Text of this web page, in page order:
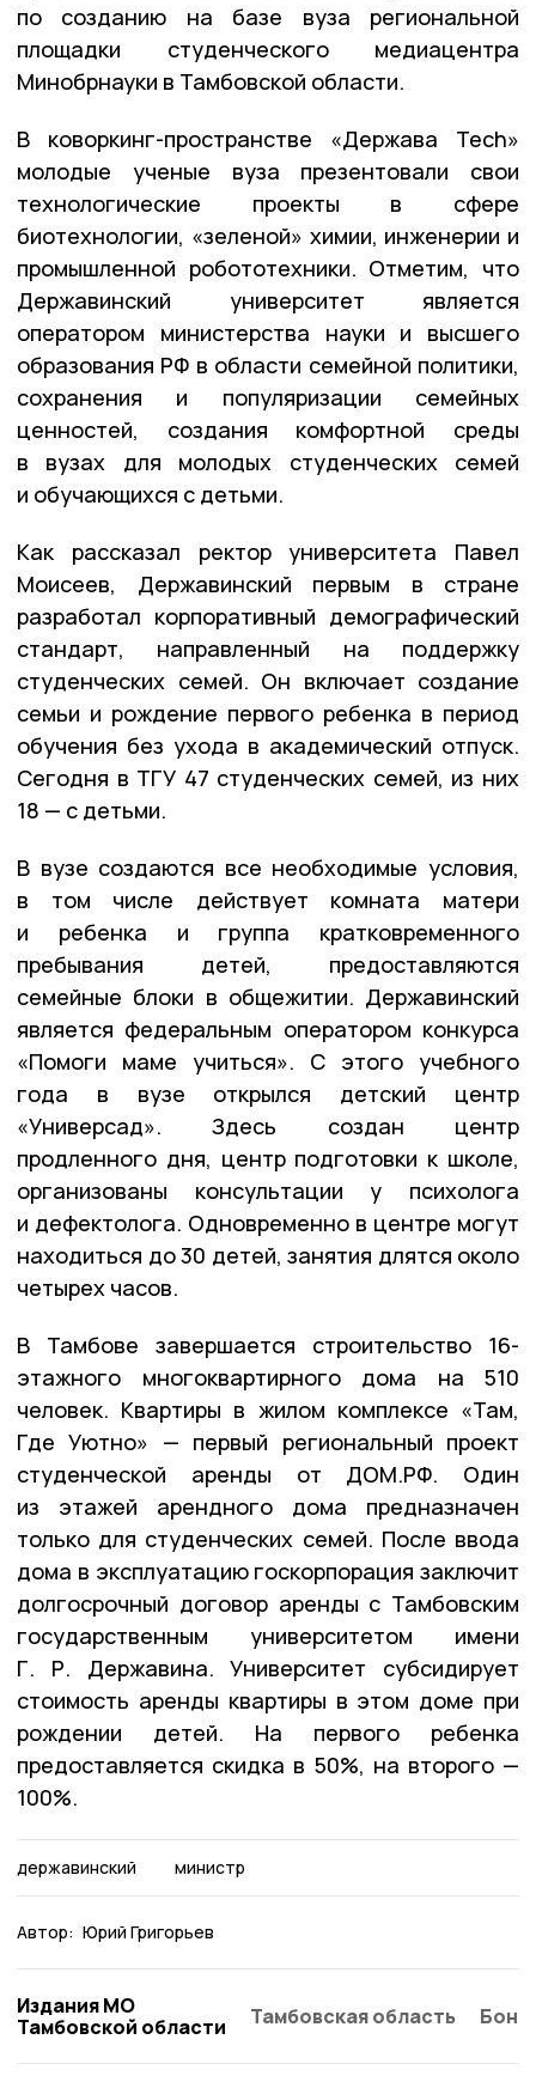
по созданию на базе вуза региональной
площадки студенческого медиацентра
Минобрнауки в Тамбовской области.
В коворкинг-пространстве «Держава Tech»
молодые ученые вуза презентовали свои
технологические проекты в сфере
биотехнологии, «зеленой» химии, инженерии и
промышленной робототехники. Отметим, что
Державинский университет является
оператором министерства науки и высшего
образования РФ в области семейной политики,
сохранения и популяризации семейных
ценностей, создания комфортной среды
в вузах для молодых студенческих семей
и обучающихся с детьми.
Как рассказал ректор университета Павел
Моисеев, Державинский первым в стране
разработал корпоративный демографический
стандарт, направленный на поддержку
студенческих семей. Он включает создание
семьи и рождение первого ребенка в период
обучения без ухода в академический отпуск.
Сегодня в ТГУ 47 студенческих семей, из них
18 — с детьми.
В вузе создаются все необходимые условия,
в том числе действует комната матери
и ребенка и группа кратковременного
пребывания детей, предоставляются
семейные блоки в общежитии. Державинский
является федеральным оператором конкурса
«Помоги маме учиться». С этого учебного
года в вузе открылся детский центр
«Универсад». Здесь создан центр
продленного дня, центр подготовки к школе,
организованы консультации у психолога
и дефектолога. Одновременно в центре могут
находиться до 30 детей, занятия длятся около
четырех часов.
В Тамбове завершается строительство 16-
этажного многоквартирного дома на 510
человек. Квартиры в жилом комплексе «Там,
Где Уютно» — первый региональный проект
студенческой аренды от ДОМ.РФ. Один
из этажей арендного дома предназначен
только для студенческих семей. После ввода
дома в эксплуатацию госкорпорация заключит
долгосрочный договор аренды с Тамбовским
государственным университетом имени
Г. Р. Державина. Университет субсидирует
стоимость аренды квартиры в этом доме при
рождении детей. На первого ребенка
предоставляется скидка в 50%, на второго —
100%.
державинский министр
Автор: Юрий Григорьев
Издания МО
Тамбовской области
Тамбовская область